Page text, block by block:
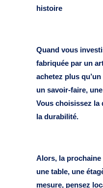
histoire
Quand vous
fabriquée par un
achetez plus
un savoir-faire,
Vous choisissez la
la durabilité.
Alors, la
une table, une
mesure, pensez